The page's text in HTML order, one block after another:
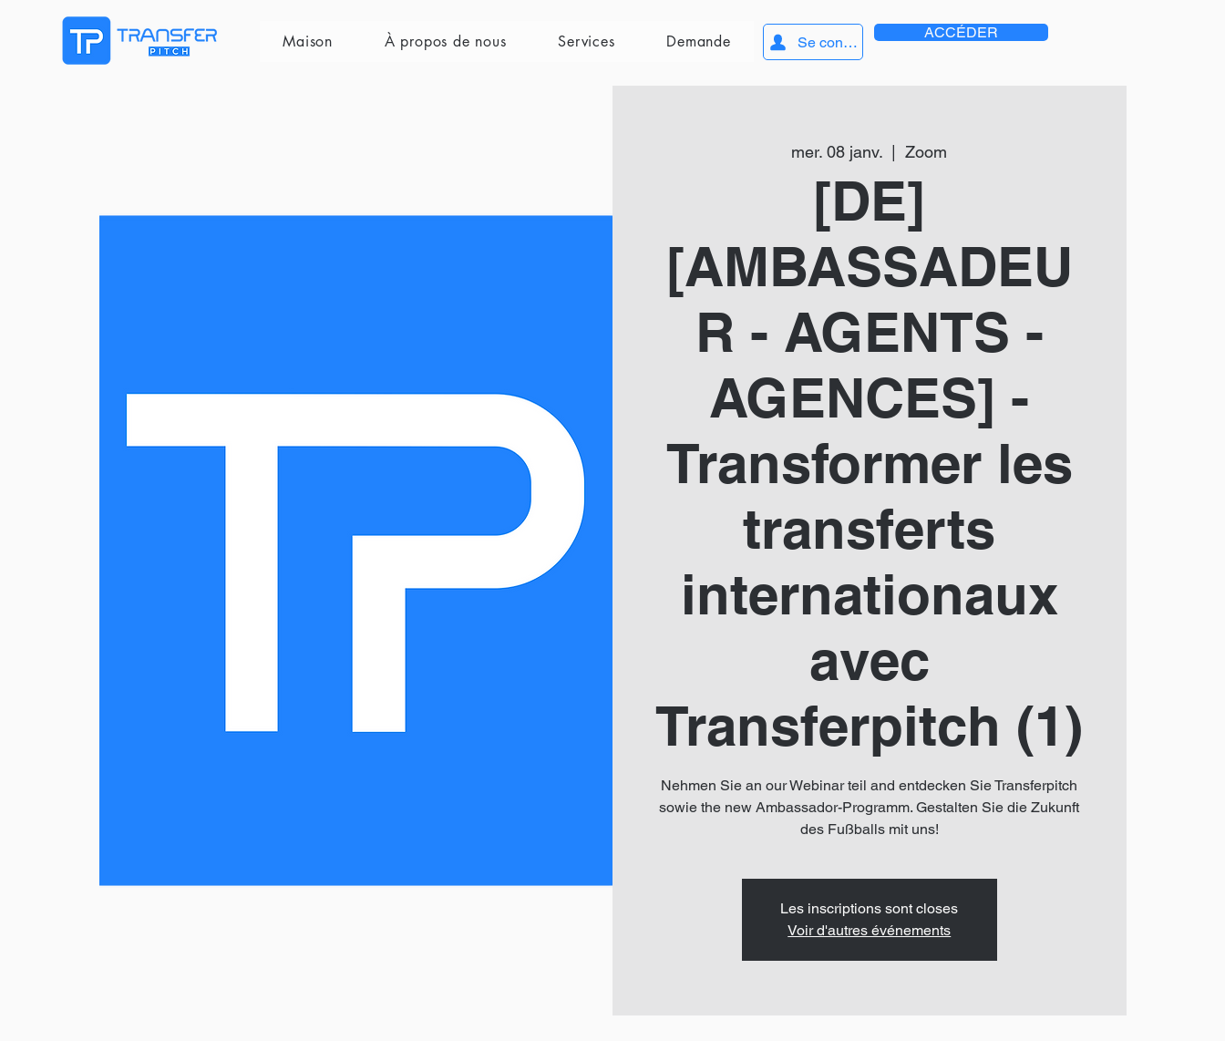
Maison À propos de nous Services Demande Se connecter
ACCÉDER
mer. 08 janv.
  |
Zoom
[DE]
[AMBASSADEU
R - AGENTS -
AGENCES] -
Transformer les
transferts
internationaux
avec
Transferpitch (1)
Nehmen Sie an our Webinar teil and entdecken Sie Transferpitch
sowie the new Ambassador-Programm. Gestalten Sie die Zukunft
des Fußballs mit uns!
Les inscriptions sont closes
Voir d'autres événements